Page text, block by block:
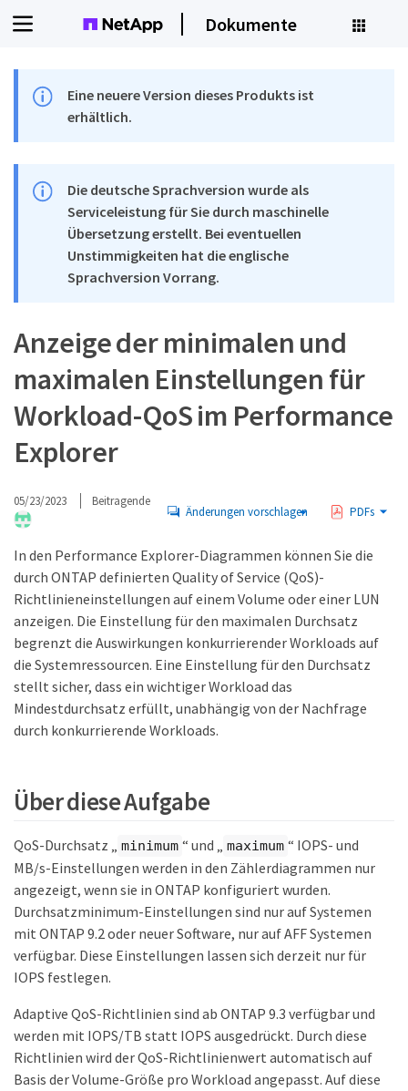
Dokumente
Eine neuere Version dieses Produkts ist
erhältlich.
Die deutsche Sprachversion wurde als
Serviceleistung für Sie durch maschinelle
Übersetzung erstellt. Bei eventuellen
Unstimmigkeiten hat die englische
Sprachversion Vorrang.
Anzeige der minimalen und
maximalen Einstellungen für
Workload-QoS im Performance
Explorer
05/23/2023 Beitragende
Änderungen vorschlagen PDFs
In den Performance Explorer-Diagrammen können Sie die
durch ONTAP definierten Quality of Service (QoS)-
Richtlinieneinstellungen auf einem Volume oder einer LUN
anzeigen. Die Einstellung für den maximalen Durchsatz
begrenzt die Auswirkungen konkurrierender Workloads auf
die Systemressourcen. Eine Einstellung für den Durchsatz
stellt sicher, dass ein wichtiger Workload das
Mindestdurchsatz erfüllt, unabhängig von der Nachfrage
durch konkurrierende Workloads.
Über diese Aufgabe
QoS-Durchsatz „ minimum “ und „ maximum “ IOPS- und
MB/s-Einstellungen werden in den Zählerdiagrammen nur
angezeigt, wenn sie in ONTAP konfiguriert wurden.
Durchsatzminimum-Einstellungen sind nur auf Systemen
mit ONTAP 9.2 oder neuer Software, nur auf AFF Systemen
verfügbar. Diese Einstellungen lassen sich derzeit nur für
IOPS festlegen.
Adaptive QoS-Richtlinien sind ab ONTAP 9.3 verfügbar und
werden mit IOPS/TB statt IOPS ausgedrückt. Durch diese
Richtlinien wird der QoS-Richtlinienwert automatisch auf
Basis der Volume-Größe pro Workload angepasst. Auf diese